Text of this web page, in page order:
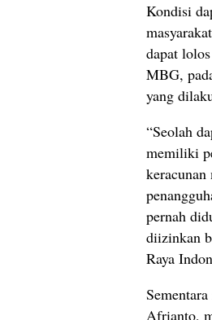
Kondisi
dapat
MBG,
yang
“Seolah
memiliki
keracunan
pernah
diizinkan
Raya
Afrianto,